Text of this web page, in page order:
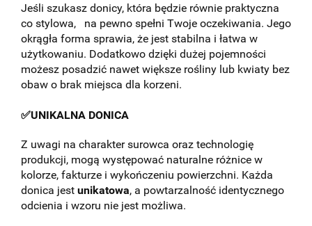
Jeśli szukasz donicy, która będzie równie praktyczna
co stylowa, na pewno spełni Twoje oczekiwania. Jego
okrągła forma sprawia, że jest stabilna i łatwa w
użytkowaniu. Dodatkowo dzięki dużej pojemności
możesz posadzić nawet większe rośliny lub kwiaty bez
obaw o brak miejsca dla korzeni.
✅UNIKALNA DONICA
Z uwagi na charakter surowca oraz technologię
produkcji, mogą występować naturalne różnice w
kolorze, fakturze i wykończeniu powierzchni. Każda
donica jest unikatowa, a powtarzalność identycznego
odcienia i wzoru nie jest możliwa.